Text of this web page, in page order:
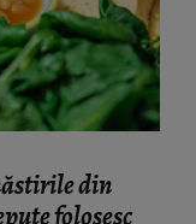
din
folosesc